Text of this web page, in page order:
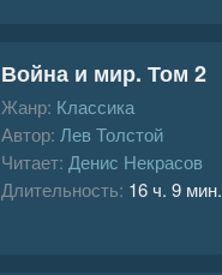
Война и мир. Том 2
Жанр: Классика
Автор: Лев Толстой
Читает: Денис Некрасов
Длительность: 16 ч. 9 мин.